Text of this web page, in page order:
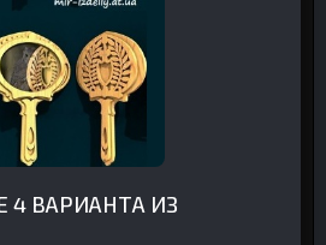
4 ВАРИАНТА ИЗ